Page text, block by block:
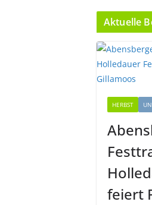
Aktuelle
HERBST
feiert